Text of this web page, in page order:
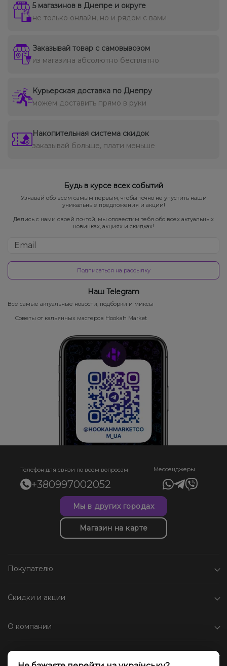
5 магазинов в Днепре и округе
не только онлайн, но и рядом с вами
Заказывай товар с самовывозом
из магазина абсолютно бесплатно
Курьерская доставка по Днепру
можем доставить прямо в руки
Накопительная система скидок
заказывай больше, плати меньше
Будь в курсе всех событий
Узнавай обо всём самым первым, чтобы точно не упустить наши
уникальные предложения и акции!
Делись с нами своей почтой, мы оповестим тебя обо всех актуальных
новинках, акциях и скидках!
Подписаться на рассылку
Наш Telegram
Все самые актуальные новости, подборки и миксы
Советы от кальянных мастеров Hookah Market
Телефон для связи по всем вопросам
+380997002052
Мессенджеры
Мы в других городах
Магазин на карте
Покупателю
Скидки и акции
О компании
Каталог